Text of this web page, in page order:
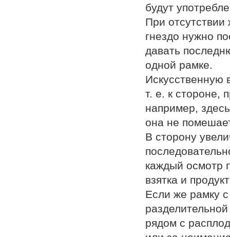
будут
При
гнездо нужно
давать
одной рамке.
Искусственную
т. е. к стороне,
например,
она не
В сторону
каждый осмотр
взятка и
Если же рамку
рядом с